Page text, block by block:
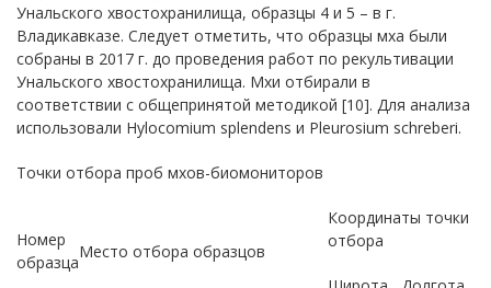
Унальского хвостохранилища, образцы 4 и 5 – в г.
Владикавказе. Следует отметить, что образцы мха были
собраны в 2017 г. до проведения работ по рекультивации
Унальского хвостохранилища. Мхи отбирали в
соответствии с общепринятой методикой [10]. Для анализа
использовали Hylocomium splendens и Pleurosium schreberi.
Точки отбора проб мхов-биомониторов
Номер
образца
Место отбора образцов
Координаты точки
отбора